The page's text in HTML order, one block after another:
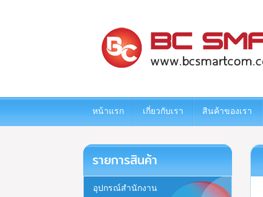
หน้าแรก เกี่ยวกับเรา สินค้าของเรา
รายการสินค้า
อุปกรณ์สำนักงาน